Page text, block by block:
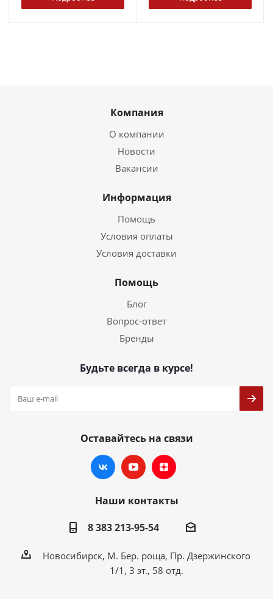
Компания
О компании
Новости
Вакансии
Информация
Помощь
Условия оплаты
Условия доставки
Помощь
Блог
Вопрос-ответ
Бренды
Будьте всегда в курсе!
Оставайтесь на связи
Наши контакты
8 383 213-95-54
Новосибирск, М. Бер. роща, Пр. Дзержинского
1/1, 3 эт., 58 отд.